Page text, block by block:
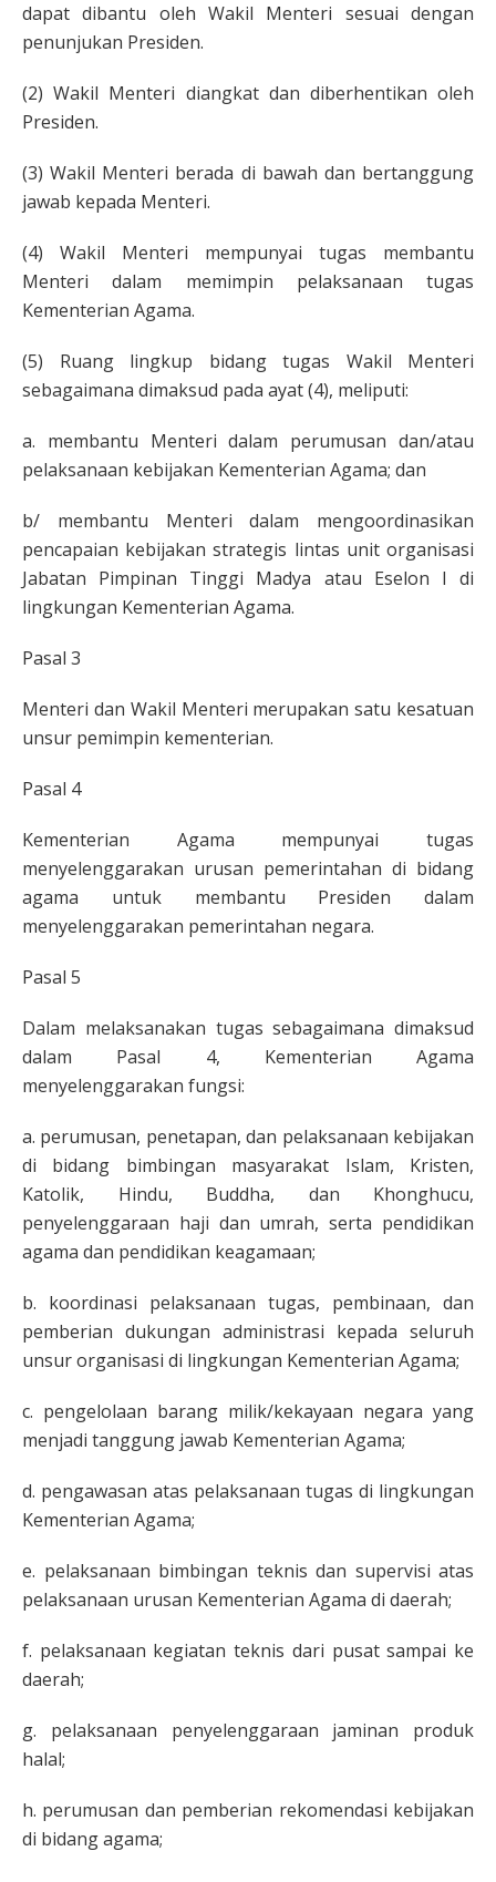
dapat dibantu oleh Wakil Menteri sesuai dengan
penunjukan Presiden.
(2) Wakil Menteri diangkat dan diberhentikan oleh
Presiden.
(3) Wakil Menteri berada di bawah dan bertanggung
jawab kepada Menteri.
(4) Wakil Menteri mempunyai tugas membantu
Menteri dalam memimpin pelaksanaan tugas
Kementerian Agama.
(5) Ruang lingkup bidang tugas Wakil Menteri
sebagaimana dimaksud pada ayat (4), meliputi:
a. membantu Menteri dalam perumusan dan/atau
pelaksanaan kebijakan Kementerian Agama; dan
b/ membantu Menteri dalam mengoordinasikan
pencapaian kebijakan strategis lintas unit organisasi
Jabatan Pimpinan Tinggi Madya atau Eselon I di
lingkungan Kementerian Agama.
Pasal 3
Menteri dan Wakil Menteri merupakan satu kesatuan
unsur pemimpin kementerian.
Pasal 4
Kementerian Agama mempunyai tugas
menyelenggarakan urusan pemerintahan di bidang
agama untuk membantu Presiden dalam
menyelenggarakan pemerintahan negara.
Pasal 5
Dalam melaksanakan tugas sebagaimana dimaksud
dalam Pasal 4, Kementerian Agama
menyelenggarakan fungsi:
a. perumusan, penetapan, dan pelaksanaan kebijakan
di bidang bimbingan masyarakat Islam, Kristen,
Katolik, Hindu, Buddha, dan Khonghucu,
penyelenggaraan haji dan umrah, serta pendidikan
agama dan pendidikan keagamaan;
b. koordinasi pelaksanaan tugas, pembinaan, dan
pemberian dukungan administrasi kepada seluruh
unsur organisasi di lingkungan Kementerian Agama;
c. pengelolaan barang milik/kekayaan negara yang
menjadi tanggung jawab Kementerian Agama;
d. pengawasan atas pelaksanaan tugas di lingkungan
Kementerian Agama;
e. pelaksanaan bimbingan teknis dan supervisi atas
pelaksanaan urusan Kementerian Agama di daerah;
f. pelaksanaan kegiatan teknis dari pusat sampai ke
daerah;
g. pelaksanaan penyelenggaraan jaminan produk
halal;
h. perumusan dan pemberian rekomendasi kebijakan
di bidang agama;